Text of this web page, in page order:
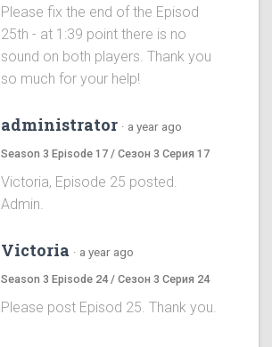
Please fix the end of the Episod
25th - at 1:39 point there is no
sound on both players. Thank you
so much for your help!
administrator · a year ago
Season 3 Episode 17 / Сезон 3 Серия 17
Victoria, Episode 25 posted.
Admin.
Victoria · a year ago
Season 3 Episode 24 / Сезон 3 Серия 24
Please post Episod 25. Thank you.